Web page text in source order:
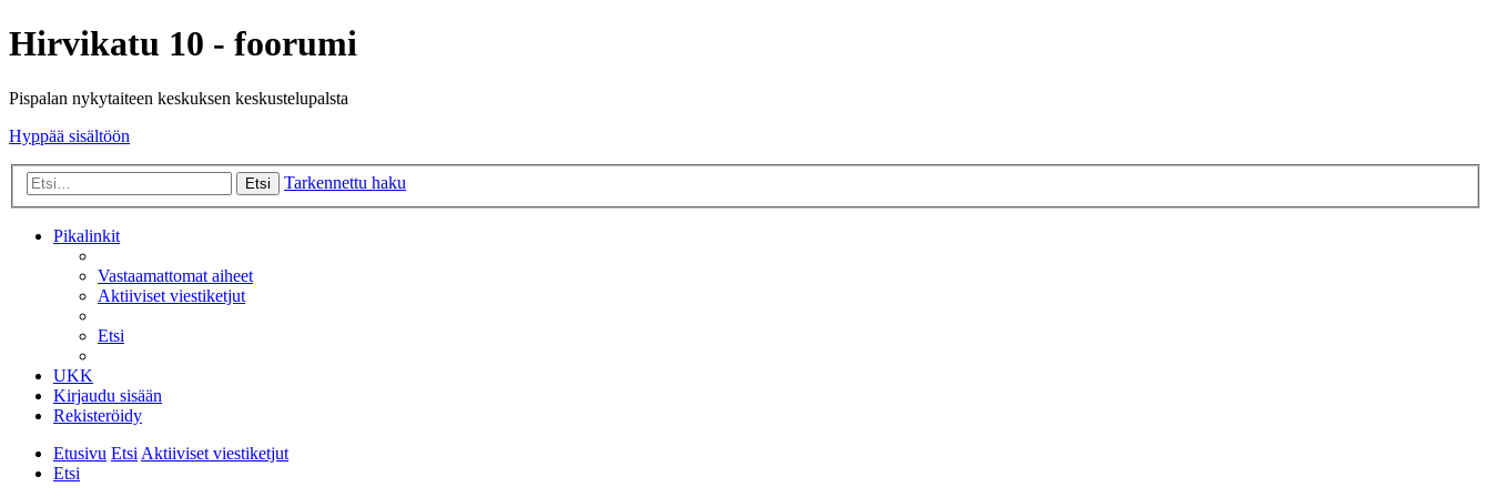
Hirvikatu 10 - foorumi
Pispalan nykytaiteen keskuksen keskustelupalsta
Hyppää sisältöön
Etsi Tarkennettu haku
Pikalinkit
Vastaamattomat aiheet
Aktiiviset viestiketjut
Etsi
UKK
Kirjaudu sisään
Rekisteröidy
Etusivu EtsiAktiiviset viestiketjut
Etsi